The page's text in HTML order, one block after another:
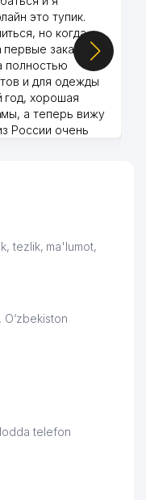
913 м
это тупик.
но когда
заказы,
полностью
и для одежды
год, хорошая
а теперь вижу
России очень
tezlik, ma'lumot,
telefon